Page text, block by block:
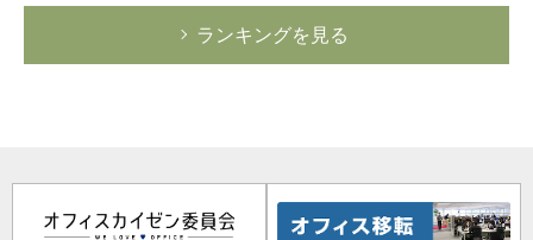
ランキングを見る